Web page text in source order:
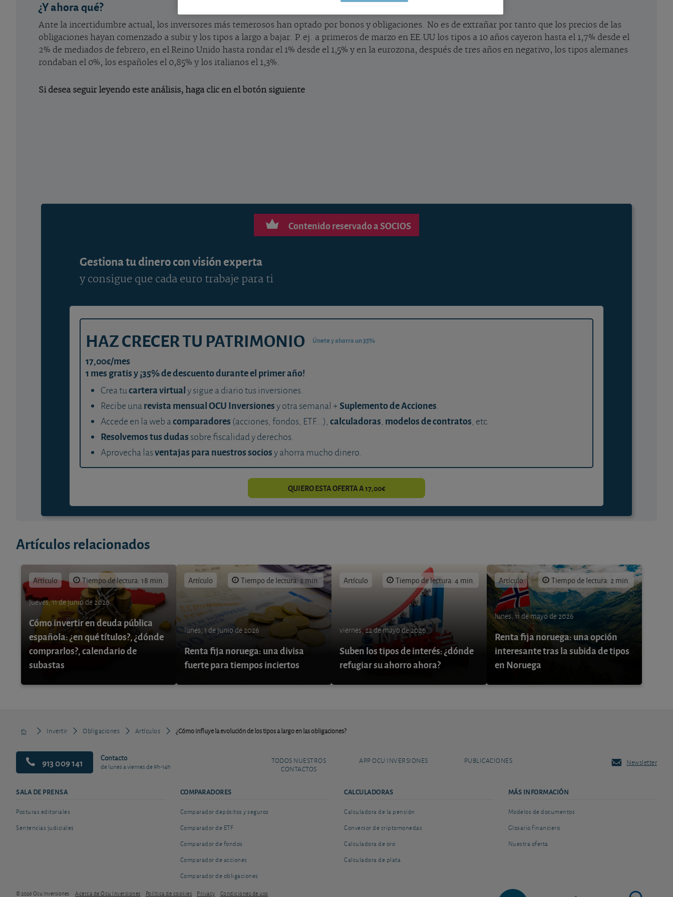
¿Y ahora qué?
Ante la incertidumbre actual, los inversores más temerosos han optado por bonos y obligaciones. No es de extrañar por tanto que los precios de las
obligaciones hayan comenzado a subir y los tipos a largo a bajar. P.ej. a primeros de marzo en EE.UU los tipos a 10 años cayeron hasta el 1,7% desde el
2% de mediados de febrero, en el Reino Unido hasta rondar el 1% desde el 1,5% y en la eurozona, después de tres años en negativo, los tipos alemanes
rondaban el 0%, los españoles el 0,85% y los italianos el 1,3%.
Si desea seguir leyendo este análisis, haga clic en el botón siguiente
Contenido reservado a SOCIOS
Gestiona tu dinero con visión experta
y consigue que cada euro trabaje para ti
HAZ CRECER TU PATRIMONIO Únete y ahorra un 35%
17,00€/mes
1 mes gratis y ¡35% de descuento durante el primer año!
Crea tucartera virtualy sigue a diario tus inversiones.
Recibe unarevista mensual OCU Inversionesy otra semanal +Suplemento de Acciones.
Accede en la web acomparadores (acciones, fondos, ETF...), calculadoras, modelos de contratos, etc.
Resolvemos tus dudas sobre fiscalidad y derechos.
Aprovecha lasventajas para nuestros sociosy ahorra mucho dinero.
QUIERO ESTA OFERTA A 17,00€
Artículos relacionados
Artículo Tiempo de lectura: 18 min.
jueves, 11 de junio de 2026
Cómo invertir en deuda pública
española: ¿en qué títulos?, ¿dónde
comprarlos?, calendario de
subastas
Artículo Tiempo de lectura: 2 min.
lunes, 1 de junio de 2026
Renta fija noruega: una divisa
fuerte para tiempos inciertos
Artículo Tiempo de lectura: 4 min.
viernes, 22 de mayo de 2026
Suben los tipos de interés: ¿dónde
refugiar su ahorro ahora?
Artículo Tiempo de lectura: 2 min.
lunes, 11 de mayo de 2026
Renta fija noruega: una opción
interesante tras la subida de tipos
en Noruega
Invertir Obligaciones Artículos ¿Cómo influye la evolución de los tipos a largo en las obligaciones?
913 009 141 Contacto
de lunes a viernes de 9h-14h
TODOS NUESTROS
CONTACTOS
APP OCU INVERSIONES PUBLICACIONES Newsletter
SALA DE PRENSA
Posturas editoriales
Sentencias judiciales
COMPARADORES
Comparador depósitos y seguros
Comparador de ETF
Comparador de fondos
Comparador de acciones
Comparador de obligaciones
CALCULADORAS
Calculadora de la pensión
Conversor de criptomonedas
Calculadora de oro
Calculadora de plata
MÁS INFORMACIÓN
Modelos de documentos
Glosario financiero
Nuestra oferta
© 2026 Ocu Inversiones Acerca de Ocu Inversiones Política de cookies Privacy Condiciones de uso